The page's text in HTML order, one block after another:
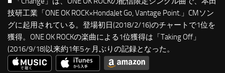
技研工業「ONE OK ROCK×HondaJet Go, Vantage Point.」CMソン
グに起用されている。登場初日(2018/2/16)のチャートで1位を
獲得。ONE OK ROCKの楽曲による1位獲得は「Taking Off」
(2016/9/18)以来約1年5ヶ月ぶりの記録となった。